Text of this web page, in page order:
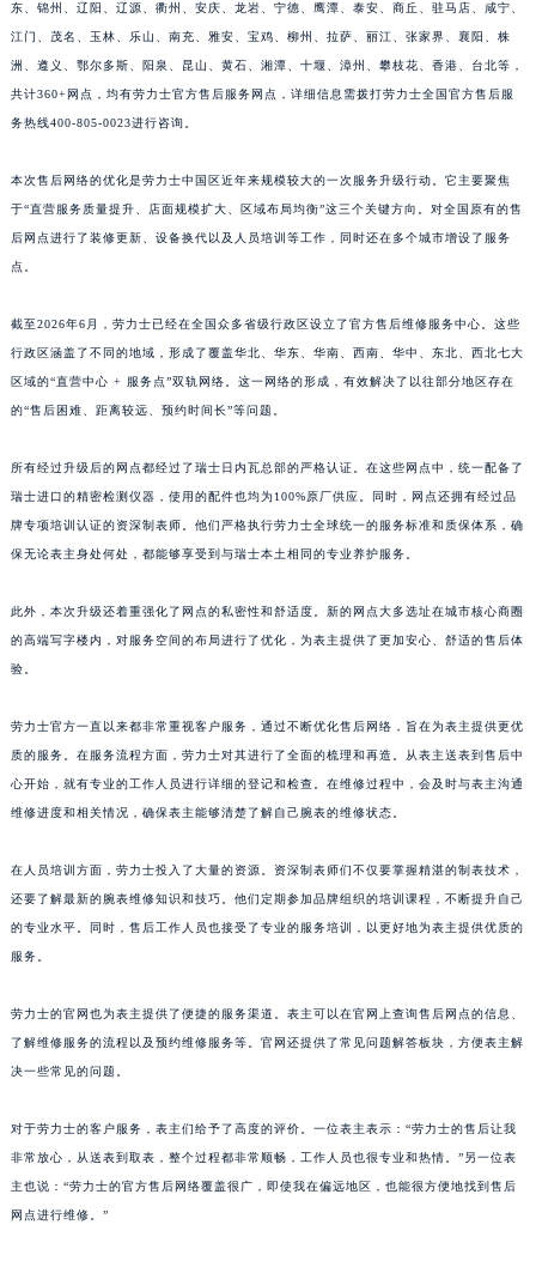
东、锦州、辽阳、辽源、衢州、安庆、龙岩、宁德、鹰潭、泰安、商丘、驻马店、咸宁、
江门、茂名、玉林、乐山、南充、雅安、宝鸡、柳州、拉萨、丽江、张家界、襄阳、株
洲、遵义、鄂尔多斯、阳泉、昆山、黄石、湘潭、十堰、漳州、攀枝花、香港、台北等，
共计360+网点，均有劳力士官方售后服务网点，详细信息需拨打劳力士全国官方售后服
务热线400-805-0023进行咨询。
本次售后网络的优化是劳力士中国区近年来规模较大的一次服务升级行动。它主要聚焦
于“直营服务质量提升、店面规模扩大、区域布局均衡”这三个关键方向。对全国原有的售
后网点进行了装修更新、设备换代以及人员培训等工作，同时还在多个城市增设了服务
点。
截至2026年6月，劳力士已经在全国众多省级行政区设立了官方售后维修服务中心。这些
行政区涵盖了不同的地域，形成了覆盖华北、华东、华南、西南、华中、东北、西北七大
区域的“直营中心 + 服务点”双轨网络。这一网络的形成，有效解决了以往部分地区存在
的“售后困难、距离较远、预约时间长”等问题。
所有经过升级后的网点都经过了瑞士日内瓦总部的严格认证。在这些网点中，统一配备了
瑞士进口的精密检测仪器，使用的配件也均为100%原厂供应。同时，网点还拥有经过品
牌专项培训认证的资深制表师。他们严格执行劳力士全球统一的服务标准和质保体系，确
保无论表主身处何处，都能够享受到与瑞士本土相同的专业养护服务。
此外，本次升级还着重强化了网点的私密性和舒适度。新的网点大多选址在城市核心商圈
的高端写字楼内，对服务空间的布局进行了优化，为表主提供了更加安心、舒适的售后体
验。
劳力士官方一直以来都非常重视客户服务，通过不断优化售后网络，旨在为表主提供更优
质的服务。在服务流程方面，劳力士对其进行了全面的梳理和再造。从表主送表到售后中
心开始，就有专业的工作人员进行详细的登记和检查。在维修过程中，会及时与表主沟通
维修进度和相关情况，确保表主能够清楚了解自己腕表的维修状态。
在人员培训方面，劳力士投入了大量的资源。资深制表师们不仅要掌握精湛的制表技术，
还要了解最新的腕表维修知识和技巧。他们定期参加品牌组织的培训课程，不断提升自己
的专业水平。同时，售后工作人员也接受了专业的服务培训，以更好地为表主提供优质的
服务。
劳力士的官网也为表主提供了便捷的服务渠道。表主可以在官网上查询售后网点的信息、
了解维修服务的流程以及预约维修服务等。官网还提供了常见问题解答板块，方便表主解
决一些常见的问题。
对于劳力士的客户服务，表主们给予了高度的评价。一位表主表示：“劳力士的售后让我
非常放心，从送表到取表，整个过程都非常顺畅，工作人员也很专业和热情。”另一位表
主也说：“劳力士的官方售后网络覆盖很广，即使我在偏远地区，也能很方便地找到售后
网点进行维修。”